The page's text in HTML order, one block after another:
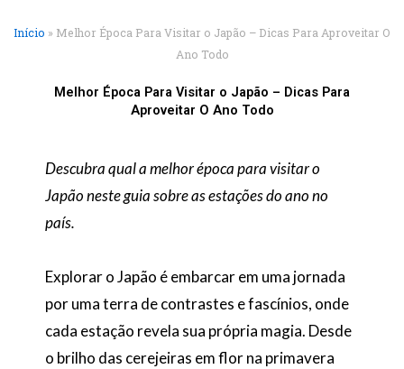
Início » Melhor Época Para Visitar o Japão – Dicas Para Aproveitar O
Ano Todo
Melhor Época Para Visitar o Japão – Dicas Para
Aproveitar O Ano Todo
Descubra qual a melhor época para visitar o
Japão neste guia sobre as estações do ano no
país.
Explorar o Japão é embarcar em uma jornada
por uma terra de contrastes e fascínios, onde
cada estação revela sua própria magia. Desde
o brilho das cerejeiras em flor na primavera